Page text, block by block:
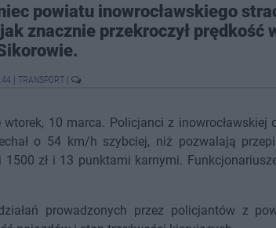
powiatu inowrocławskiego
znacznie przekroczył prędkość
TRANSPORT
wtorek, 10 marca. Policjanci z
o 54 km/h szybciej, niż pozwalają
zł i 13 punktami karnymi.
prowadzonych przez policjantów z